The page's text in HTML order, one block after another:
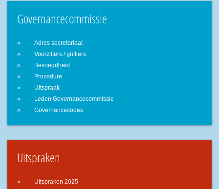
Governancecommissie
Adres secretariaat
Voorzitters / griffiers
Bevoegdheid
Procedure
Uitspraak
Leden Governancecommissie
Governancecodes
Uitspraken
Uitspraken 2025